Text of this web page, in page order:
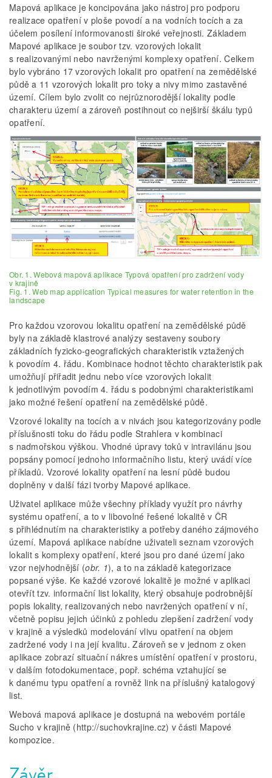
Mapová aplikace je koncipována jako nástroj pro podporu
realizace opatření v ploše povodí a na vodních tocích a za
účelem posílení informovanosti široké veřejnosti. Základem
Mapové aplikace je soubor tzv. vzorových lokalit
s realizovanými nebo navrženými komplexy opatření. Celkem
bylo vybráno 17 vzorových lokalit pro opatření na zemědělské
půdě a 11 vzorových lokalit pro toky a nivy mimo zastavěné
území. Cílem bylo zvolit co nejrůznorodější lokality podle
charakteru území a zároveň postihnout co nejširší škálu typů
opatření.
Obr. 1. Webová mapová aplikace Typová opatření pro zadržení vody
v krajině
Fig. 1. Web map application Typical measures for water retention in the
landscape
Pro každou vzorovou lokalitu opatření na zemědělské půdě
byly na základě klastrové analýzy sestaveny soubory
základních fyzicko-geografických charakteristik vztažených
k povodím 4. řádu. Kombinace hodnot těchto charakteristik pak
umožňují přiřadit jednu nebo více vzorových lokalit
k jednotlivým povodím 4. řádu s podobnými charakteristikami
jako možné řešení opatření na zemědělské půdě.
Vzorové lokality na tocích a v nivách jsou kategorizovány podle
příslušnosti toku do řádu podle Strahlera v kombinaci
s nadmořskou výškou. Vhodné úpravy toků v intravilánu jsou
popsány pomocí jednoho informačního listu, který uvádí více
příkladů. Vzorové lokality opatření na lesní půdě budou
doplněny v další fázi tvorby Mapové aplikace.
Uživatel aplikace může všechny příklady využít pro návrhy
systému opatření, a to v libovolné řešené lokalitě v ČR
s přihlédnutím na charakteristiky a potřeby daného zájmového
území. Mapová aplikace nabídne uživateli seznam vzorových
lokalit s komplexy opatření, které jsou pro dané území jako
vzor nejvhodnější (obr. 1), a to na základě kategorizace
popsané výše. Ke každé vzorové lokalitě je možné v aplikaci
otevřít tzv. informační list lokality, který obsahuje podrobnější
popis lokality, realizovaných nebo navržených opatření v ní,
včetně popisu jejich účinků z pohledu zlepšení zadržení vody
v krajině a výsledků modelování vlivu opatření na objem
zadržené vody i na její kvalitu. Zároveň se v jednom z oken
aplikace zobrazí situační nákres umístění opatření v prostoru,
v dalším fotodokumentace, popř. schéma vztahující se
k danému typu opatření a rovněž link na příslušný katalogový
list.
Webová mapová aplikace je dostupná na webovém portále
Sucho v krajině (http://suchovkrajine.cz) v části Mapové
kompozice.